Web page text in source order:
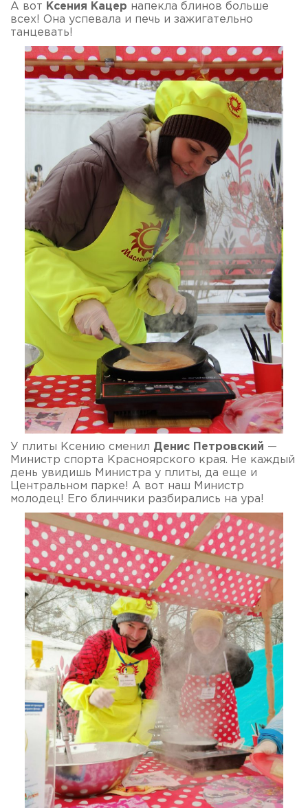
А вот Ксения Кацер напекла блинов больше
всех! Она успевала и печь и зажигательно
танцевать!
У плиты Ксению сменил Денис Петровский —
Министр спорта Красноярского края. Не каждый
день увидишь Министра у плиты, да еще и
Центральном парке! А вот наш Министр
молодец! Его блинчики разбирались на ура!